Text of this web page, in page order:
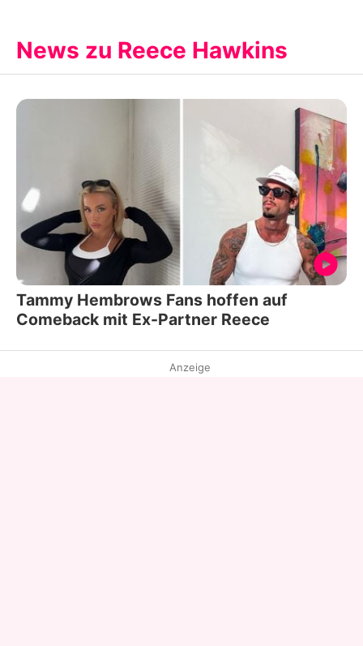
News zu Reece Hawkins
Tammy Hembrows Fans hoffen auf
Comeback mit Ex-Partner Reece
Anzeige